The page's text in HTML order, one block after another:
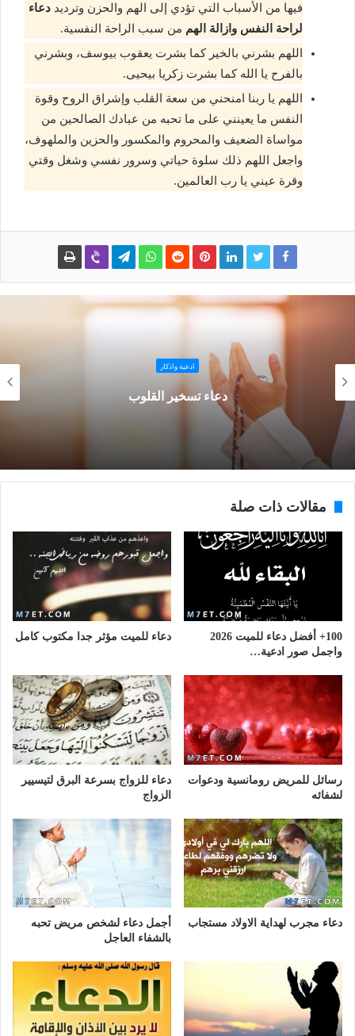
فيها من الأسباب التي تؤدي إلى الهم والحزن وترديد دعاء
لراحة النفس وازالة الهم من سبب الراحة النفسية.
اللهم بشرني بالخير كما بشرت يعقوب بيوسف، وبشرني
بالفرح يا الله كما بشرت زكريا بيحيى.
اللهم يا ربنا امنحني من سعة القلب وإشراق الروح وقوة
النفس ما يعينني على ما تحبه من عبادك الصالحين من
مواساة الضعيف والمحروم والمكسور والحزين والملهوف،
واجعل اللهم ذلك سلوة حياتي وسرور نفسي وشغل وقتي
وقرة عيني يا رب العالمين.
ادعية واذكار
دعاء تسخير القلوب
مقالات ذات صلة
100+ أفضل دعاء للميت 2026
واجمل صور ادعية…
دعاء للميت مؤثر جدا مكتوب كامل
رسائل للمريض رومانسية ودعوات
لشفائه
دعاء للزواج بسرعة البرق لتيسيير
الزواج
دعاء مجرب لهداية الاولاد مستجاب
أجمل دعاء لشخص مريض تحبه
بالشفاء العاجل